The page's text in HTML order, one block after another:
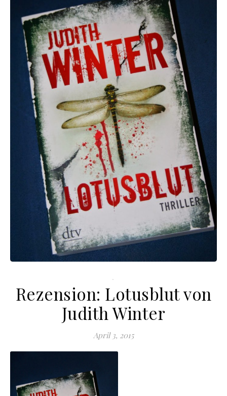
.
Rezension: Lotusblut von
Judith Winter
April 3, 2015